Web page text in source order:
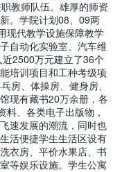
教师队伍。雄厚的师资
。学院计划08、09两
现代教学设施保障教学
自动化实验室、汽车维
2500万元建立了36个
培训项目和工种考级项
房、体操房、健身房、
现有藏书20万余册，各
料、各类电子出版物，
速发展的潮流，同时也
活便捷学生生活区设有
衣房、平价水果店、书
等娱乐设施。学生公寓